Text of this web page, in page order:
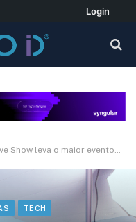
Login
de Marketing e Vendas da América Latina para o ambiente online e gratuito
TECH